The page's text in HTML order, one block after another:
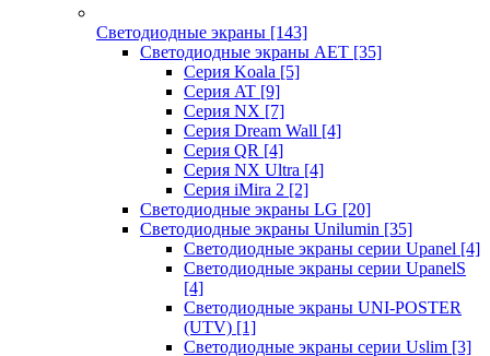
Светодиодные экраны [143]
Светодиодные экраны AET [35]
Cерия Koala [5]
Серия AT [9]
Серия NX [7]
Серия Dream Wall [4]
Серия QR [4]
Серия NX Ultra [4]
Серия iMira 2 [2]
Светодиодные экраны LG [20]
Светодиодные экраны Unilumin [35]
Светодиодные экраны серии Upanel [4]
Светодиодные экраны серии UpanelS
[4]
Светодиодные экраны UNI-POSTER
(UTV) [1]
Светодиодные экраны серии Uslim [3]